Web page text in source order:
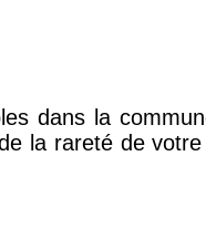
dans la
la rareté de